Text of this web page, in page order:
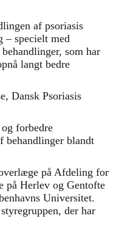
af psoriasis
– specielt med
som har
langt bedre
Dansk Psoriasis
forbedre
behandlinger blandt
på Afdeling for
på Herlev og Gentofte
Universitet.
der har